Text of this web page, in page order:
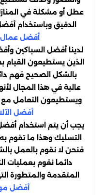
عطل أو مشكلة في
الدقيق وباستخدام
أفضل
لدينا أفضل السباكين
الذين يستطيعون
بالشكل الصحيح فهم
عالية في هذا المجال
ويستطيعون التعامل
أفضل
يجب أن يتم استخدام
التسليك وهذا ما تقوم
فنحن لا نقوم بالعمل
دائما نقوم بعمليات
المتقدمة والمتطورة
أفضل